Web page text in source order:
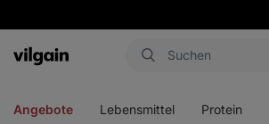
Aktin
Angebote Lebensmittel Protein